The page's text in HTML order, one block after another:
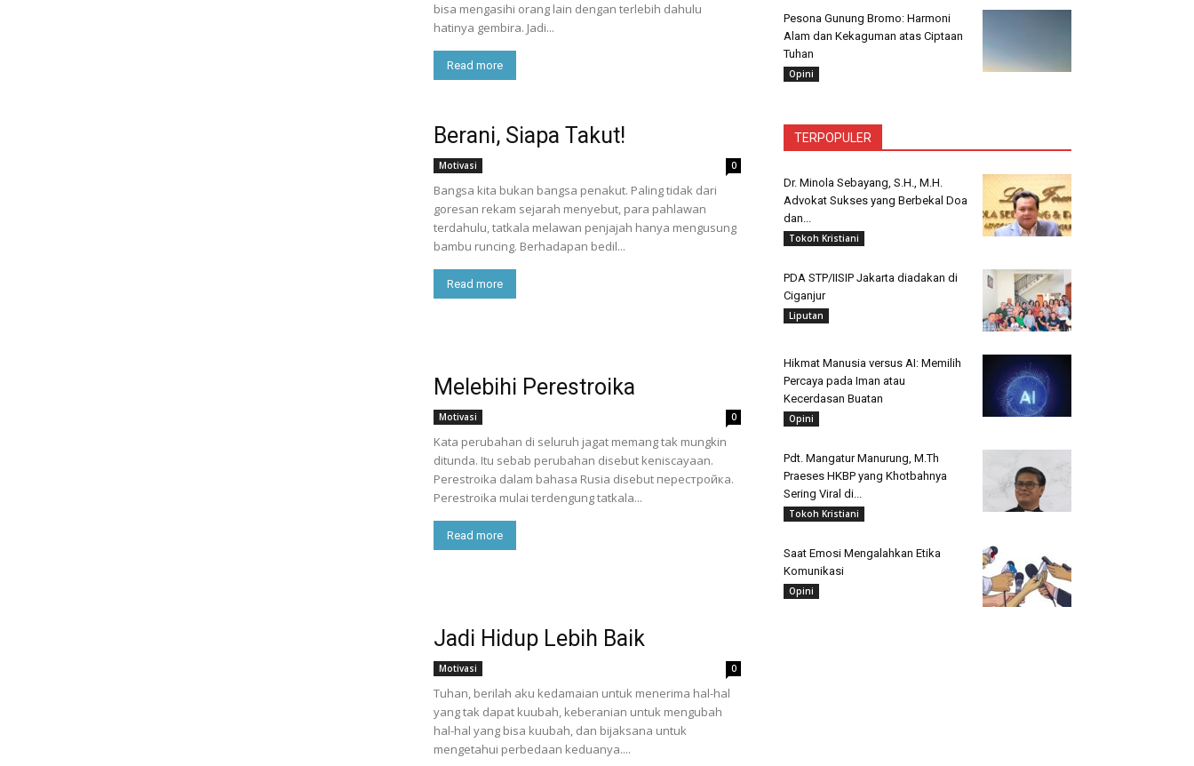
bisa mengasihi orang lain dengan terlebih dahulu
hatinya gembira. Jadi...
Read more
Berani, Siapa Takut!
Motivasi 0
Bangsa kita bukan bangsa penakut. Paling tidak dari
goresan rekam sejarah menyebut, para pahlawan
terdahulu, tatkala melawan penjajah hanya mengusung
bambu runcing. Berhadapan bedil...
Read more
Melebihi Perestroika
Motivasi 0
Kata perubahan di seluruh jagat memang tak mungkin
ditunda. Itu sebab perubahan disebut keniscayaan.
Perestroika dalam bahasa Rusia disebut перестройка.
Perestroika mulai terdengung tatkala...
Read more
Jadi Hidup Lebih Baik
Motivasi 0
Tuhan, berilah aku kedamaian untuk menerima hal-hal
yang tak dapat kuubah, keberanian untuk mengubah
hal-hal yang bisa kuubah, dan bijaksana untuk
mengetahui perbedaan keduanya....
Pesona Gunung Bromo: Harmoni
Alam dan Kekaguman atas Ciptaan
Tuhan
Opini
TERPOPULER
Dr. Minola Sebayang, S.H., M.H.
Advokat Sukses yang Berbekal Doa
dan...
Tokoh Kristiani
PDA STP/IISIP Jakarta diadakan di
Ciganjur
Liputan
Hikmat Manusia versus AI: Memilih
Percaya pada Iman atau
Kecerdasan Buatan
Opini
Pdt. Mangatur Manurung, M.Th
Praeses HKBP yang Khotbahnya
Sering Viral di...
Tokoh Kristiani
Saat Emosi Mengalahkan Etika
Komunikasi
Opini